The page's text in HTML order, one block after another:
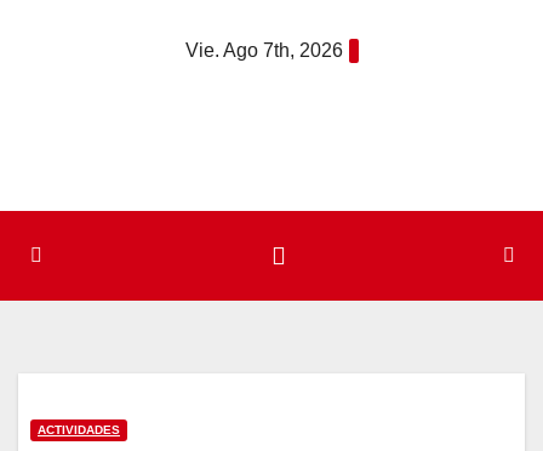
Vie. Ago 7th, 2026
ACTIVIDADES